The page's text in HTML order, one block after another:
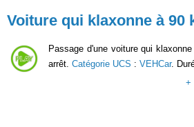
Voiture qui klaxonne à 90
Passage d'une voiture qui
arrêt. Catégorie UCS : VEHCar.
+